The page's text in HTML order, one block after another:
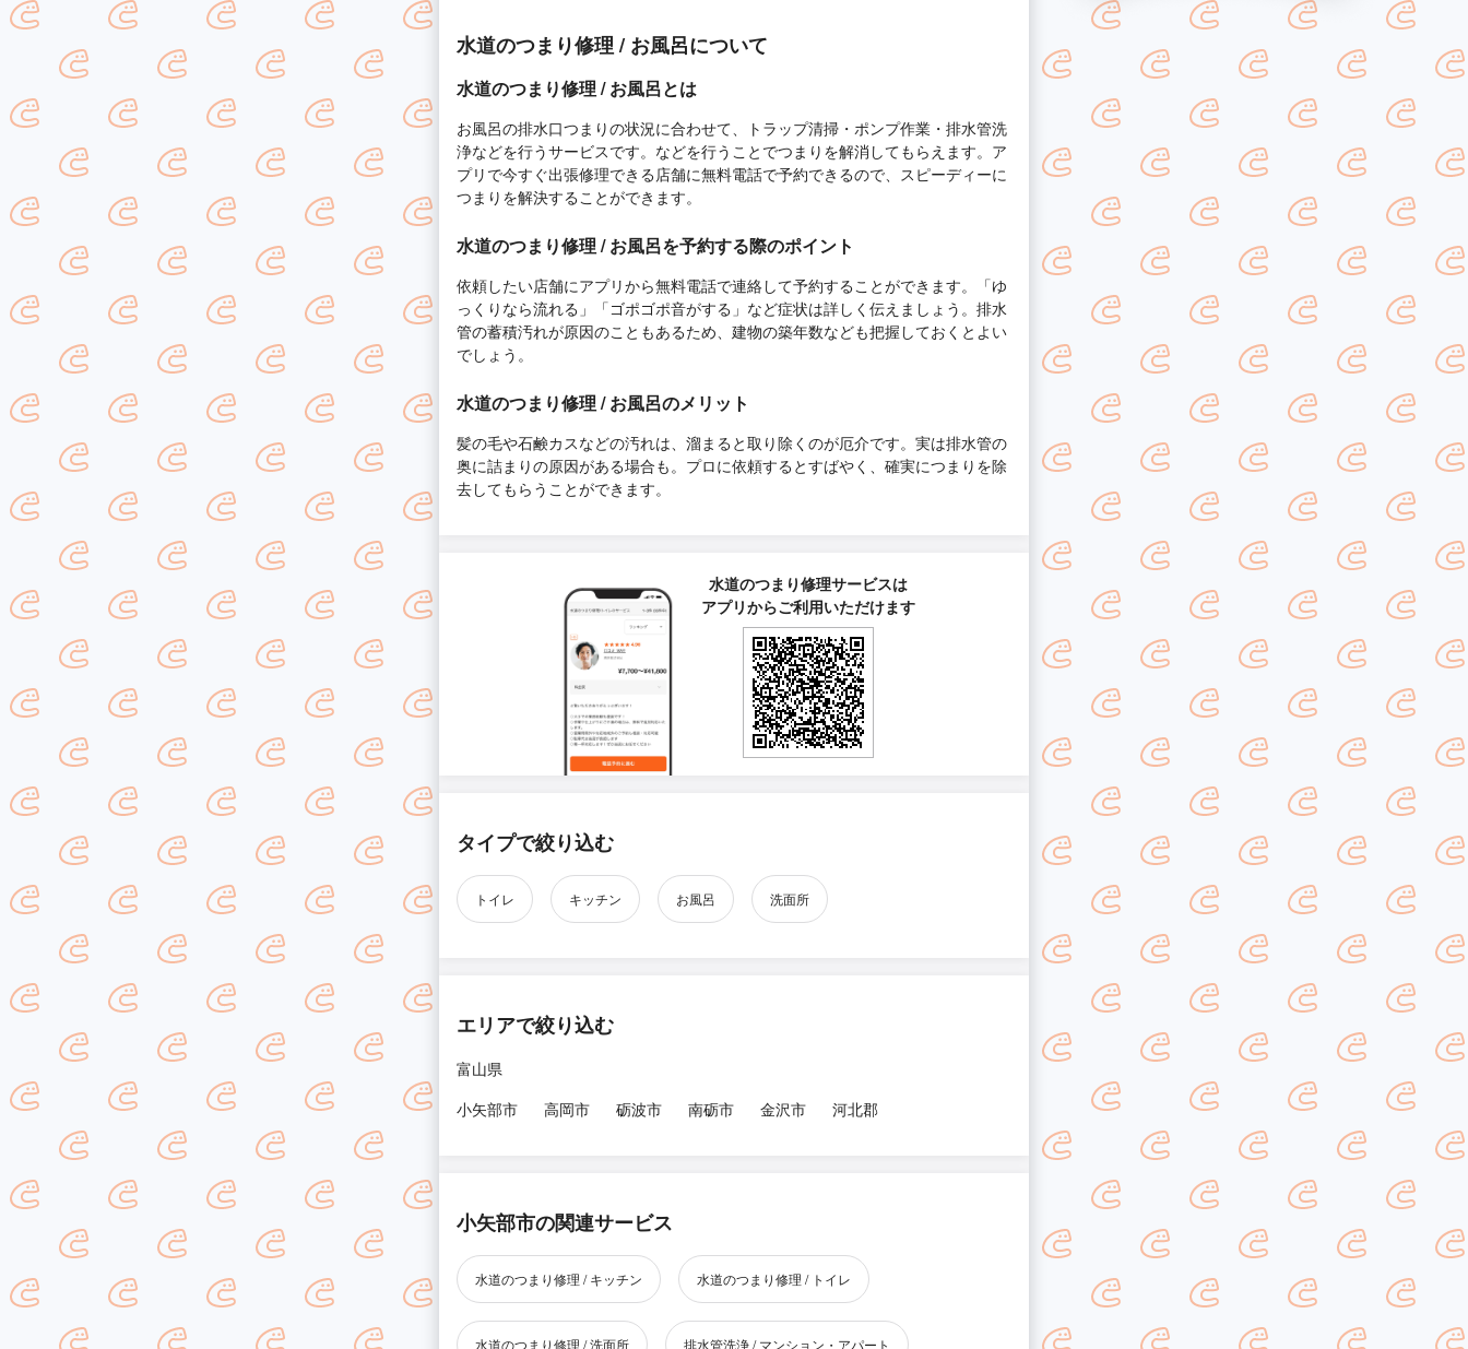
水道のつまり修理 / お風呂について
水道のつまり修理 / お風呂とは
お風呂の排水口つまりの状況に合わせて、トラップ清掃・ポンプ作業・排水管洗
浄などを行うサービスです。などを行うことでつまりを解消してもらえます。ア
プリで今すぐ出張修理できる店舗に無料電話で予約できるので、スピーディーに
つまりを解決することができます。
水道のつまり修理 / お風呂を予約する際のポイント
依頼したい店舗にアプリから無料電話で連絡して予約することができます。「ゆ
っくりなら流れる」「ゴポゴポ音がする」など症状は詳しく伝えましょう。排水
管の蓄積汚れが原因のこともあるため、建物の築年数なども把握しておくとよい
でしょう。
水道のつまり修理 / お風呂のメリット
髪の毛や石鹸カスなどの汚れは、溜まると取り除くのが厄介です。実は排水管の
奥に詰まりの原因がある場合も。プロに依頼するとすばやく、確実につまりを除
去してもらうことができます。
水道のつまり修理サービスは
アプリからご利用いただけます
タイプで絞り込む
トイレ キッチン お風呂 洗面所
エリアで絞り込む
富山県
小矢部市
高岡市 砺波市 南砺市 金沢市 河北郡
小矢部市の関連サービス
水道のつまり修理 / キッチン 水道のつまり修理 / トイレ
水道のつまり修理 / 洗面所 排水管洗浄 / マンション・アパート